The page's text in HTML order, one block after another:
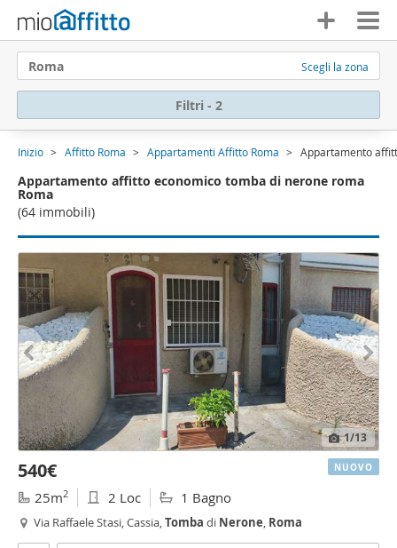
Roma Scegli la zona
Filtri - 2
Inizio Affitto Roma Appartamenti Affitto Roma Appartamento
Appartamento affitto economico tomba di nerone roma
Roma
(64 immobili)
1/13
540€
25m2 2 Loc 1 Bagno
Via Raffaele Stasi, Cassia,Tomba di Nerone, Roma
NUOVO